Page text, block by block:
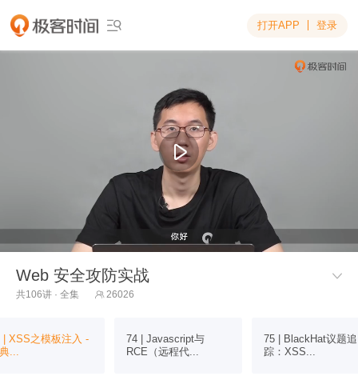
 打开APP 登录
Web 安全攻防实战 
共106讲 · 全集  26026
| XSS之模板注入 -
...
74 | Javascript与
RCE（远程代...
75 | BlackHat议题追
踪：XSS...